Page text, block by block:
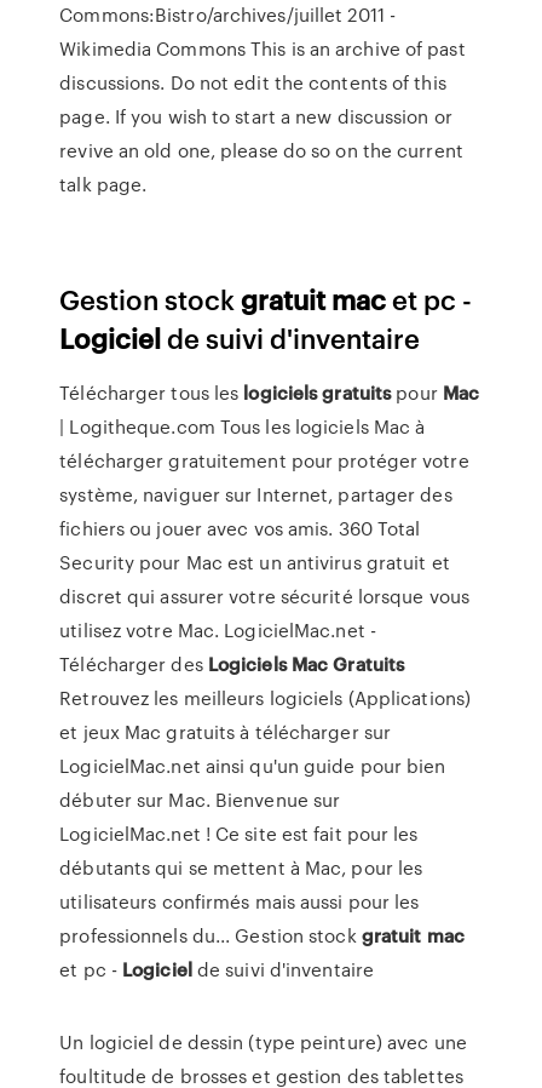
Commons:Bistro/archives/juillet 2011 -
Wikimedia CommonsThis is an archive of past
discussions. Do not edit the contents of this
page. If you wish to start a new discussion or
revive an old one, please do so on the current
talk page.
Gestion stockgratuitmacet pc -
Logicielde suivi d'inventaire
Télécharger tous les logicielsgratuitspour Mac
| Logitheque.com Tous les logiciels Mac à
télécharger gratuitement pour protéger votre
système, naviguer sur Internet, partager des
fichiers ou jouer avec vos amis. 360 Total
Security pour Mac est un antivirus gratuit et
discret qui assurer votre sécurité lorsque vous
utilisez votre Mac. LogicielMac.net -
Télécharger des Logiciels Mac Gratuits
Retrouvez les meilleurs logiciels (Applications)
et jeux Mac gratuits à télécharger sur
LogicielMac.net ainsi qu'un guide pour bien
débuter sur Mac. Bienvenue sur
LogicielMac.net ! Ce site est fait pour les
débutants qui se mettent à Mac, pour les
utilisateurs confirmés mais aussi pour les
professionnels du... Gestion stockgratuit mac
et pc - Logicielde suivi d'inventaire
Un logiciel de dessin (type peinture) avec une
foultitude de brosses et gestion des tablettes